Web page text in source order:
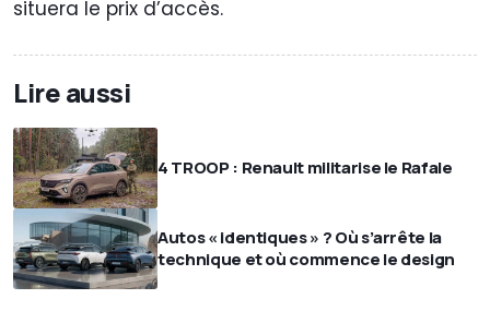
situera le prix d’accès.
Lire aussi
4 TROOP : Renault militarise le Rafale
Autos « identiques » ? Où s’arrête la
technique et où commence le design